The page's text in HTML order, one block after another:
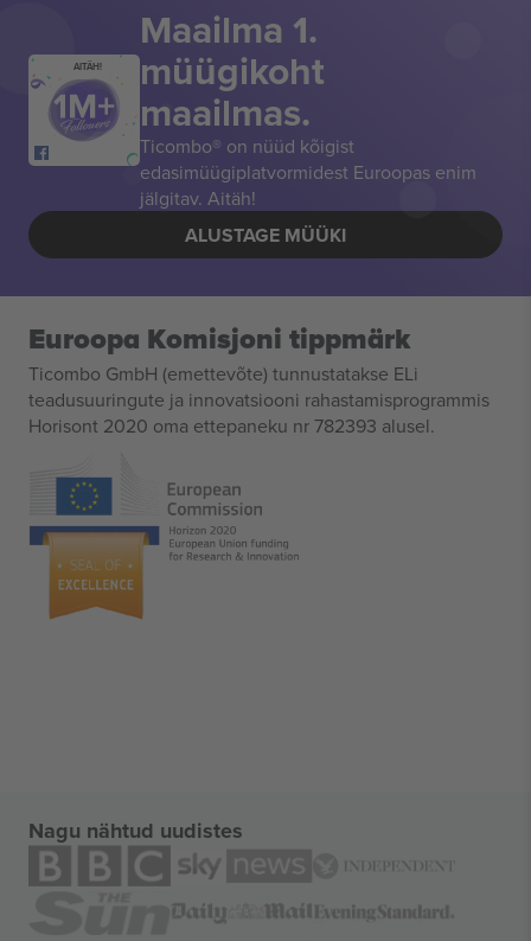
AITÄH!
Maailma 1.
müügikoht
maailmas.
Ticombo® on nüüd kõigist
edasimüügiplatvormidest Euroopas enim
jälgitav. Aitäh!
ALUSTAGE MÜÜKI
Euroopa Komisjoni tippmärk
Ticombo GmbH (emettevõte) tunnustatakse ELi
teadusuuringute ja innovatsiooni rahastamisprogrammis
Horisont 2020 oma ettepaneku nr 782393 alusel.
Nagu nähtud uudistes